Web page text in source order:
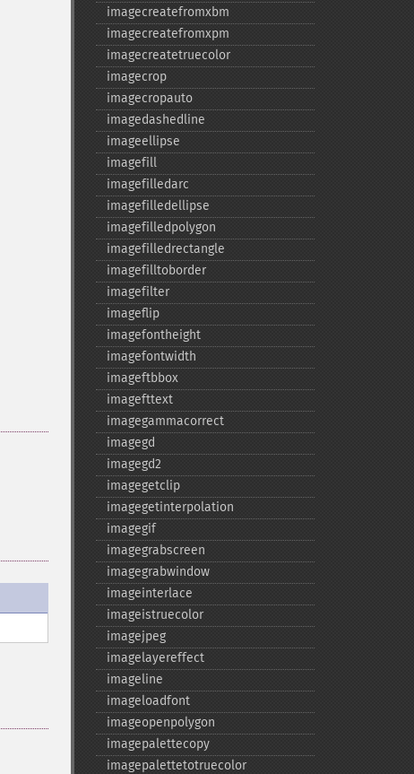
imagecreatefromxbm
imagecreatefromxpm
imagecreatetruecolor
imagecrop
imagecropauto
imagedashedline
imageellipse
imagefill
imagefilledarc
imagefilledellipse
imagefilledpolygon
imagefilledrectangle
imagefilltoborder
imagefilter
imageflip
imagefontheight
imagefontwidth
imageftbbox
imagefttext
imagegammacorrect
imagegd
imagegd2
imagegetclip
imagegetinterpolation
imagegif
imagegrabscreen
imagegrabwindow
imageinterlace
imageistruecolor
imagejpeg
imagelayereffect
imageline
imageloadfont
imageopenpolygon
imagepalettecopy
imagepalettetotruecolor